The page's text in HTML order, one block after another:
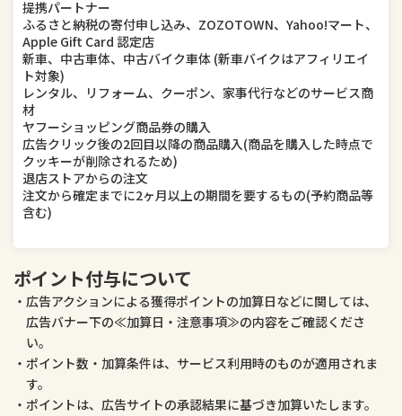
提携パートナー
ふるさと納税の寄付申し込み、ZOZOTOWN、Yahoo!マート、
Apple Gift Card 認定店
新車、中古車体、中古バイク車体 (新車バイクはアフィリエイ
ト対象)
レンタル、リフォーム、クーポン、家事代行などのサービス商
材
ヤフーショッピング商品券の購入
広告クリック後の2回目以降の商品購入(商品を購入した時点で
クッキーが削除されるため)
退店ストアからの注文
注文から確定までに2ヶ月以上の期間を要するもの(予約商品等
含む)
ポイント付与について
広告アクションによる獲得ポイントの加算日などに関しては、
広告バナー下の≪加算日・注意事項≫の内容をご確認くださ
い。
ポイント数・加算条件は、サービス利用時のものが適用されま
す。
ポイントは、広告サイトの承認結果に基づき加算いたします。